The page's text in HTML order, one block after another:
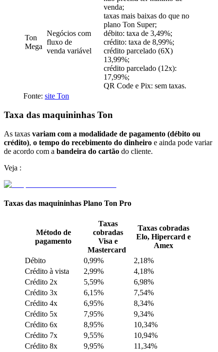
Ton
Mega
Negócios com
fluxo de
venda variável
venda;
taxas mais baixas do que no
plano Ton Super;
débito: taxa de 3,49%;
crédito: taxa de 8,99%;
crédito parcelado (6X)
13,99%;
crédito parcelado (12x):
17,99%;
QR Code e Pix: sem taxas.
Fonte: site Ton
Taxa das maquininhas Ton
As taxas variam com a modalidade de pagamento (débito ou
crédito), o tempo do recebimento do dinheiro e ainda pode variar
de acordo com a bandeira do cartão do cliente.
Veja :
Taxas das maquininhas Plano Ton Pro
Método de
pagamento
Taxas
cobradas
Visa e
Mastercard
Taxas cobradas
Elo, Hipercard e
Amex
Débito
0,99%
2,18%
Crédito à vista
2,99%
4,18%
Crédito 2x
5,59%
6,98%
Crédito 3x
6,15%
7,54%
Crédito 4x
6,95%
8,34%
Crédito 5x
7,95%
9,34%
Crédito 6x
8,95%
10,34%
Crédito 7x
9,55%
10,94%
Crédito 8x
9,95%
11,34%